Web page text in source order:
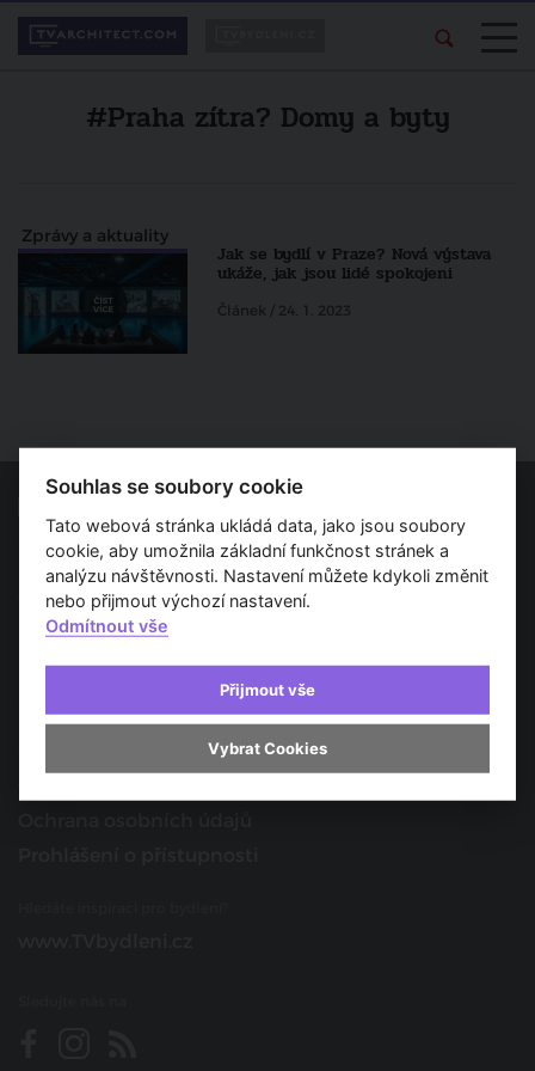
#Praha zítra? Domy a byty
Zprávy a aktuality
Jak se bydlí v Praze? Nová výstava
ukáže, jak jsou lidé spokojeni
Článek / 24. 1. 2023
Spojujeme svět architektury
O nás
Provozovatel
Kontakt
Spolupracujte s námi
Souhlas se soubory cookie
Tato webová stránka ukládá data, jako jsou soubory
cookie, aby umožnila základní funkčnost stránek a
analýzu návštěvnosti. Nastavení můžete kdykoli změnit
nebo přijmout výchozí nastavení.
Odmítnout vše
Přijmout vše
Vybrat Cookies